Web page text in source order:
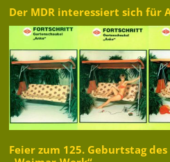
Der MDR interessiert sich für
Feier zum 125. Geburtstag